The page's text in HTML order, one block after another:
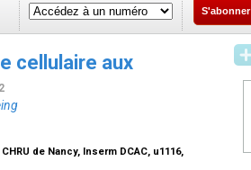
S'abonner
cellulaire aux
de Nancy, Inserm DCAC, u1116,